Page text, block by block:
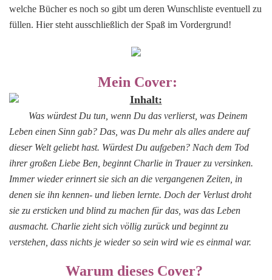
Über
welche Bücher es noch so gibt um deren Wunschliste eventuell zu
füllen. Hier steht ausschließlich der Spaß im Vordergrund!
Mein Cover:
Inhalt:
Was würdest Du tun, wenn Du das verlierst, was Deinem
Leben einen Sinn gab? Das, was Du mehr als alles andere auf
dieser Welt geliebt hast. Würdest Du aufgeben? Nach dem Tod
ihrer großen Liebe Ben, beginnt Charlie in Trauer zu versinken.
Immer wieder erinnert sie sich an die vergangenen Zeiten, in
denen sie ihn kennen- und lieben lernte. Doch der Verlust droht
sie zu ersticken und blind zu machen für das, was das Leben
ausmacht. Charlie zieht sich völlig zurück und beginnt zu
verstehen, dass nichts je wieder so sein wird wie es einmal war.
Warum dieses Cover?